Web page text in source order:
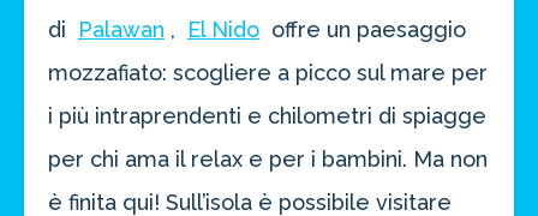
di Palawan , El Nido offre un paesaggio
mozzafiato: scogliere a picco sul mare per
i più intraprendenti e chilometri di spiagge
per chi ama il relax e per i bambini. Ma non
è finita qui! Sull’isola è possibile visitare
Risparmia oltre il 21%!
approfitta del nostro 4-2-1
4 promozioni, 2 omaggi e 1 Novità!